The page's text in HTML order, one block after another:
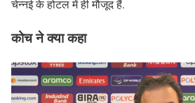
चेन्नई के होटल में ही मौजूद हैं.
कोच ने क्या कहा